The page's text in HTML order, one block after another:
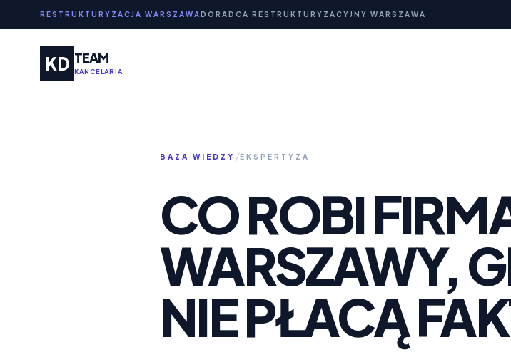
RESTRUKTURYZACJA WARSZAWADORADCA RESTRUKTURYZACYJNY WARSZAWA
KD TEAM
KANCELARIA
BAZA WIEDZY /EKSPERTYZA
CO ROBI
WARSZAWY,
NIE PŁACĄ